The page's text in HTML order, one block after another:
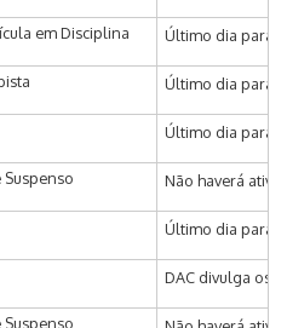
em Disciplina Último dia para
Último dia para
Último dia para
Não haverá
Último dia para
DAC divulga os